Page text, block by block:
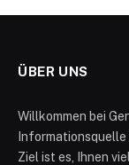
ÜBER UNS
Willkommen bei
Informationsquelle
Ziel ist es, Ihnen